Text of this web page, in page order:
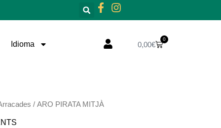
Idioma 0,00€
0
Cistella
/ ARO PIRATA MITJÀ